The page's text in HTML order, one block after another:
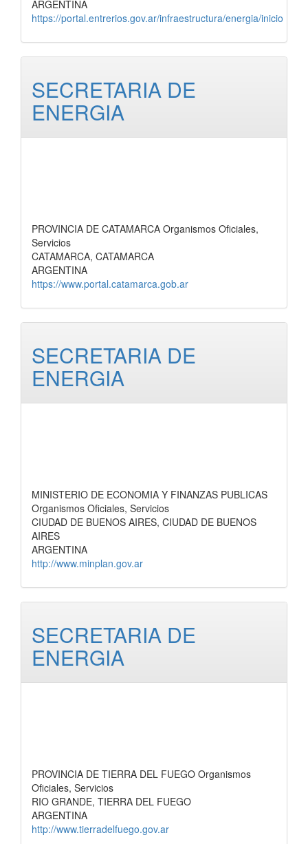
ARGENTINA
https://portal.entrerios.gov.ar/infraestructura/energia/inicio
SECRETARIA DE
ENERGIA
PROVINCIA DE CATAMARCA Organismos Oficiales,
Servicios
CATAMARCA, CATAMARCA
ARGENTINA
https://www.portal.catamarca.gob.ar
SECRETARIA DE
ENERGIA
MINISTERIO DE ECONOMIA Y FINANZAS PUBLICAS
Organismos Oficiales, Servicios
CIUDAD DE BUENOS AIRES, CIUDAD DE BUENOS
AIRES
ARGENTINA
http://www.minplan.gov.ar
SECRETARIA DE
ENERGIA
PROVINCIA DE TIERRA DEL FUEGO Organismos
Oficiales, Servicios
RIO GRANDE, TIERRA DEL FUEGO
ARGENTINA
http://www.tierradelfuego.gov.ar